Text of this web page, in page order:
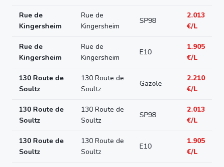
Rue de
Kingersheim
Rue de
Kingersheim
SP98
2.013
€/L
Rue de
Kingersheim
Rue de
Kingersheim
E10
1.905
€/L
130 Route de
Soultz
130 Route de
Soultz
Gazole
2.210
€/L
130 Route de
Soultz
130 Route de
Soultz
SP98
2.013
€/L
130 Route de
Soultz
130 Route de
Soultz
E10
1.905
€/L